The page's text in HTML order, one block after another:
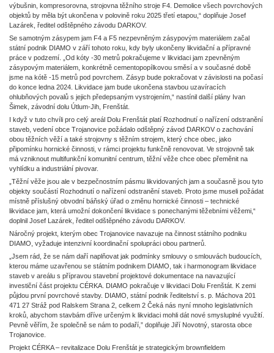
výbušnin, kompresorovna, strojovna těžního stroje F4. Demolice všech povrchových
objektů by měla být ukončena v polovině roku 2025 třetí etapou,“ doplňuje Josef
Lazárek, ředitel odštěpného závodu DARKOV.
Se samotným zásypem jam F4 a F5 nezpevněným zásypovým materiálem začal
státní podnik DIAMO v září tohoto roku, kdy byly ukončeny likvidační a přípravné
práce v podzemí. „Od kóty -30 metrů pokračujeme v likvidaci jam zpevněným
zásypovým materiálem, konkrétně cementopopílkovou směsí a v současné době
jsme na kótě -15 metrů pod povrchem. Zásyp bude pokračovat v závislosti na počasí
do konce ledna 2024. Likvidace jam bude ukončena stavbou uzavíracích
ohlubňových povalů s jejich předepsaným vystrojením,“ nastínil další plány Ivan
Šimek, závodní dolu Útlum-Jih, Frenštát.
I když v tuto chvíli pro celý areál Dolu Frenštát platí Rozhodnutí o nařízení odstranění
staveb, vedení obce Trojanovice požádalo odštěpný závod DARKOV o zachování
obou těžních věží a také strojovny s těžním strojem, který chce obec, jako
připomínku hornické činnosti, v rámci projektu funkčně renovovat. Ve strojovně tak
má vzniknout multifunkční komunitní centrum, těžní věže chce obec přeměnit na
vyhlídku a industriální pivovar.
„Těžní věže jsou ale v bezpečnostním pásmu likvidovaných jam a současně jsou tyto
objekty součástí Rozhodnutí o nařízení odstranění staveb. Proto jsme museli požádat
místně příslušný obvodní báňský úřad o změnu hornické činnosti – technické
likvidace jam, která umožní dokončení likvidace s ponechanými těžebními věžemi,“
doplnil Josef Lazárek, ředitel odštěpného závodu DARKOV.
Náročný projekt, kterým obec Trojanovice navazuje na činnost státního podniku
DIAMO, vyžaduje intenzivní koordinační spolupráci obou partnerů.
„Jsem rád, že se nám daří naplňovat jak podmínky smlouvy o smlouvách budoucích,
kterou máme uzavřenou se státním podnikem DIAMO, tak i harmonogram likvidace
staveb v areálu s přípravou stavební projektové dokumentace na navazující
investiční část projektu CÉRKA. DIAMO pokračuje v likvidaci Dolu Frenštát. K zemi
půjdou první povrchové stavby. DIAMO, státní podnik ředitelství s. p. Máchova 201
471 27 Stráž pod Ralskem Strana 2, celkem 2 Čeká nás nyní mnoho legislativních
kroků, abychom stavbám dříve určeným k likvidaci mohli dát nové smysluplné využití.
Pevně věřím, že společně se nám to podaří,” doplňuje Jiří Novotný, starosta obce
Trojanovice.
Projekt CÉRKA – revitalizace Dolu Frenštát je strategickým brownfieldem